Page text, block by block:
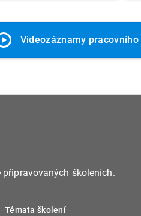
Videozáznamy
školeních.
Témata školení